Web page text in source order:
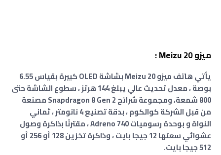
ميزو Meizu 20 :
يأتي هاتف ميزو Meizu 20 بشاشة OLED كبيرة بقياس 6.55
بوصة ، معدل تحديث عالي يبلغ 144 هرتز ، سطوع الشاشة حتى
800 شمعة، ومجموعة شرائح Snapdragon 8 Gen 2 مصنعة
من قبل الشركة كوالكوم ، بدقة تصنيع 4 نانومتر ، ثماني
النواة و بوحدة رسوميات Adreno 740 ، مقترنًا بذاكرة وصول
عشوائي سعتها 12 جيجا بايت ، وذاكرة تخزين 128 أو 256 أو
512 جيجا بايت.